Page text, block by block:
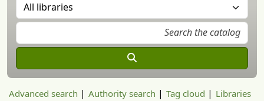
Advanced search Authority search Tag cloud Libraries